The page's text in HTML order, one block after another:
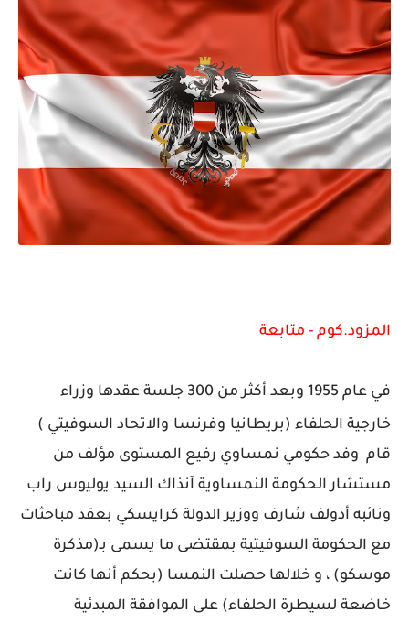
المزود.كوم - متابعة
في عام 1955 وبعد أكثر من 300 جلسة عقدها وزراء
خارجية الحلفاء (بريطانيا وفرنسا والاتحاد السوفيتي )
قام وفد حكومي نمساوي رفيع المستوى مؤلف من
مستشار الحكومة النمساوية آنذاك السيد يوليوس راب
ونائبه أدولف شارف ووزير الدولة كرايسكي بعقد مباحثات
مع الحكومة السوفيتية بمقتضى ما يسمى بـ(مذكرة
موسكو) ، و خلالها حصلت النمسا (بحكم أنها كانت
خاضعة لسيطرة الحلفاء) على الموافقة المبدئية